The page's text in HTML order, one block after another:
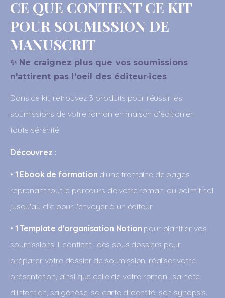
CE QUE CONTIENT CE KIT
POUR SOUMISSION DE
MANUSCRIT
✨ Ne craignez plus que vos soumissions
n'attirent pas l'oeil des éditeur·ices
Dans ce kit, retrouvez 3 produits pour réussir les
soumissions de votre roman en maison d'édition en
toute sérénité.
Découvrez :
• 1 Ebook de formation d'une trentaine de pages
reprenant tout le parcours de votre roman, du point final
jusqu'au clic pour l'envoyer à un éditeur.
• 1 Template d'organisation Notion pour planifier vos
soumissions. Il contient : des sous dossiers pour
préparer votre dossier de soumission, réaliser votre
présentation, ainsi que celle de votre roman : sa note
d'intention, sa génèse, sa carte d'identité, son synopsis.